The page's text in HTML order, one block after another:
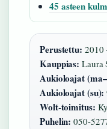
45 asteen
Perustettu: 2010 ·
Kauppias: Laura
Aukioloajat
Aukioloajat (su):
Wolt-toimitus:
Puhelin: 050-